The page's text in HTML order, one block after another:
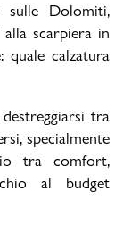
sulle Dolomiti,
scarpiera in
quale calzatura
tra
specialmente
tra comfort,
al budget